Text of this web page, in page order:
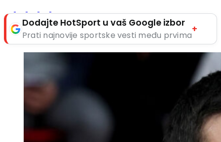
Dodajte HotSport u vaš Google izbor
Prati najnovije sportske vesti među prvima
+